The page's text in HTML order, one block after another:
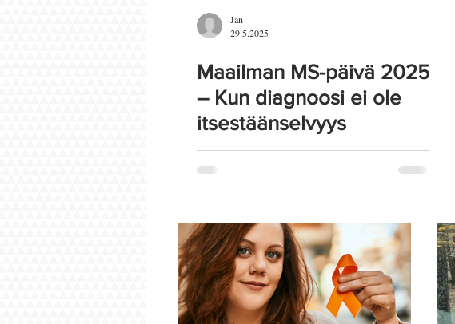
Jan
29.5.2025
Maailman MS-päivä 2025
– Kun diagnoosi ei ole
itsestäänselvyys